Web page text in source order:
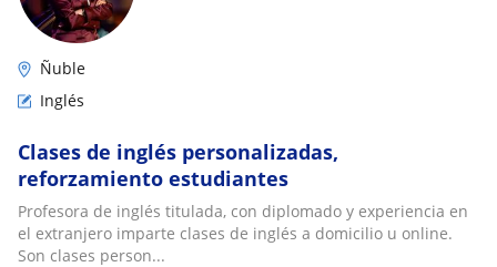
Ñuble
Inglés
Clases de inglés personalizadas,
reforzamiento estudiantes
Profesora de inglés titulada, con diplomado y experiencia en
el extranjero imparte clases de inglés a domicilio u online.
Son clases person...